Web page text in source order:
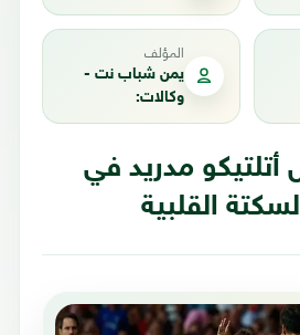
المؤلف
يمن شباب نت -
وكالات:
مدريد في
القلبية